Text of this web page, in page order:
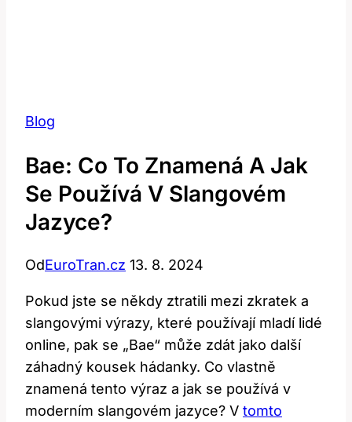
Blog
Bae: Co To Znamená A Jak
Se Používá V Slangovém
Jazyce?
OdEuroTran.cz 13. 8. 2024
Pokud jste se někdy ztratili mezi zkratek a
slangovými výrazy, které používají mladí lidé
online, pak se „Bae“ může zdát jako další
záhadný kousek hádanky. Co vlastně
znamená tento výraz a jak se používá v
moderním slangovém jazyce? V tomto